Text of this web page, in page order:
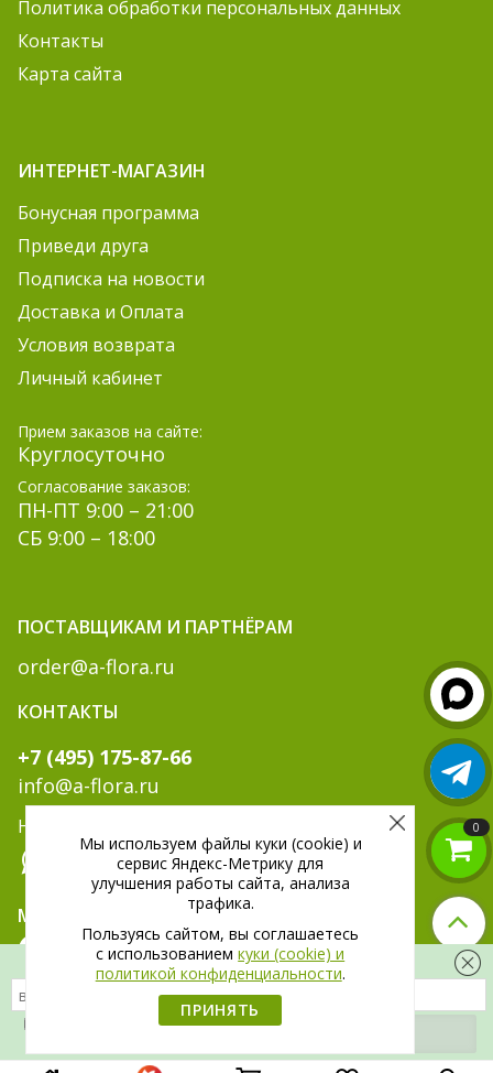
Скидка 300 рублей на первый заказ
на обработку своих
Политика обработки персональных данных
Контакты
Карта сайта
ИНТЕРНЕТ-МАГАЗИН
Бонусная программа
Приведи друга
Подписка на новости
Доставка и Оплата
Условия возврата
Личный кабинет
Прием заказов на сайте:
Круглосуточно
Согласование заказов:
ПН-ПТ 9:00 – 21:00
СБ 9:00 – 18:00
ПОСТАВЩИКАМ И ПАРТНЁРАМ
order@a-flora.ru
КОНТАКТЫ
+7 (495) 175-87-66
info@a-flora.ru
Написать нам:
МЫ В СОЦ. СЕТЯХ:
0
Мы используем файлы куки (cookie) и
сервис Яндекс-Метрику для
улучшения работы сайта, анализа
трафика.
Пользуясь сайтом, вы соглашаетесь
c использованиемкуки (cookie) и
политикой конфиденциальности.
ПРИНЯТЬ